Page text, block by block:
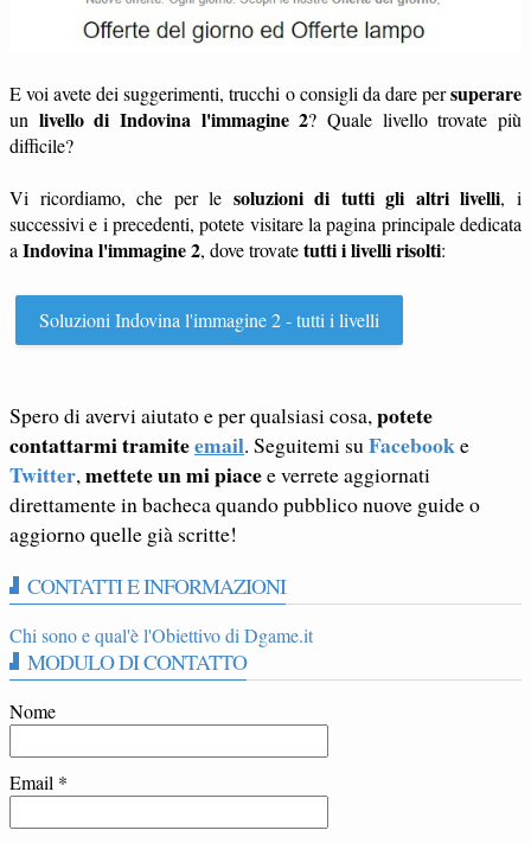
E voi avete dei suggerimenti, trucchi o consigli da dare persuperare
un livello di Indovina l'immagine 2? Quale livello trovate più
difficile?
Vi ricordiamo, che per le soluzioni di tutti gli altri livelli, i
successivi e i precedenti, potete visitare la pagina principale dedicata
a Indovina l'immagine 2, dove trovatetutti i livelli risolti:
Soluzioni Indovina l'immagine 2 - tutti i livelli
Spero di avervi aiutato e per qualsiasi cosa, potete
contattarmi tramiteemail. Seguitemi su Facebooke
Twitter, mettete un mi piacee verrete aggiornati
direttamente in bacheca quando pubblico nuove guide o
aggiorno quelle già scritte!
CONTATTI E INFORMAZIONI
Chi sono e qual'è l'Obiettivo di Dgame.it
MODULO DI CONTATTO
Nome
Email *